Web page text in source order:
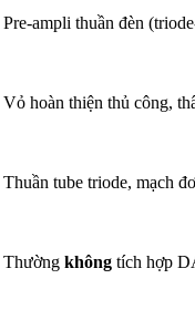
Pre-ampli thuần đèn
Vỏ hoàn thiện thủ công,
Thuần tube triode, mạch
Thường không tích hợp